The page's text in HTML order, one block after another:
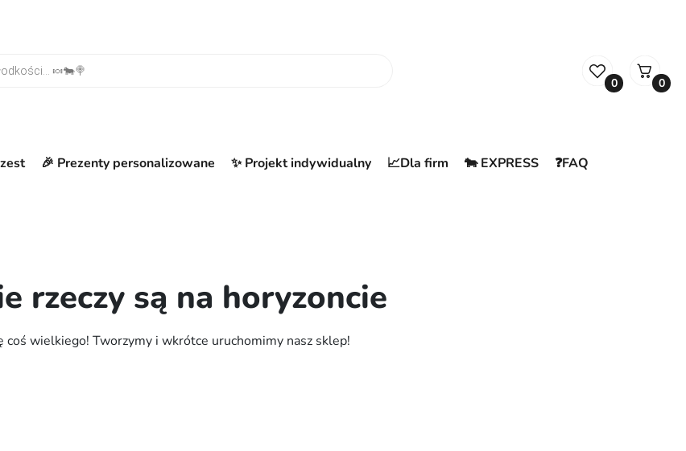
0 0
🎉 Prezenty personalizowane ✨ Projekt indywidualny 📈Dla firm 🐄 EXPRESS ❓FAQ
rzeczy są na horyzoncie
coś wielkiego! Tworzymy i wkrótce uruchomimy nasz sklep!